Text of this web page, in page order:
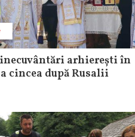
arhierești în
cincea după Rusalii